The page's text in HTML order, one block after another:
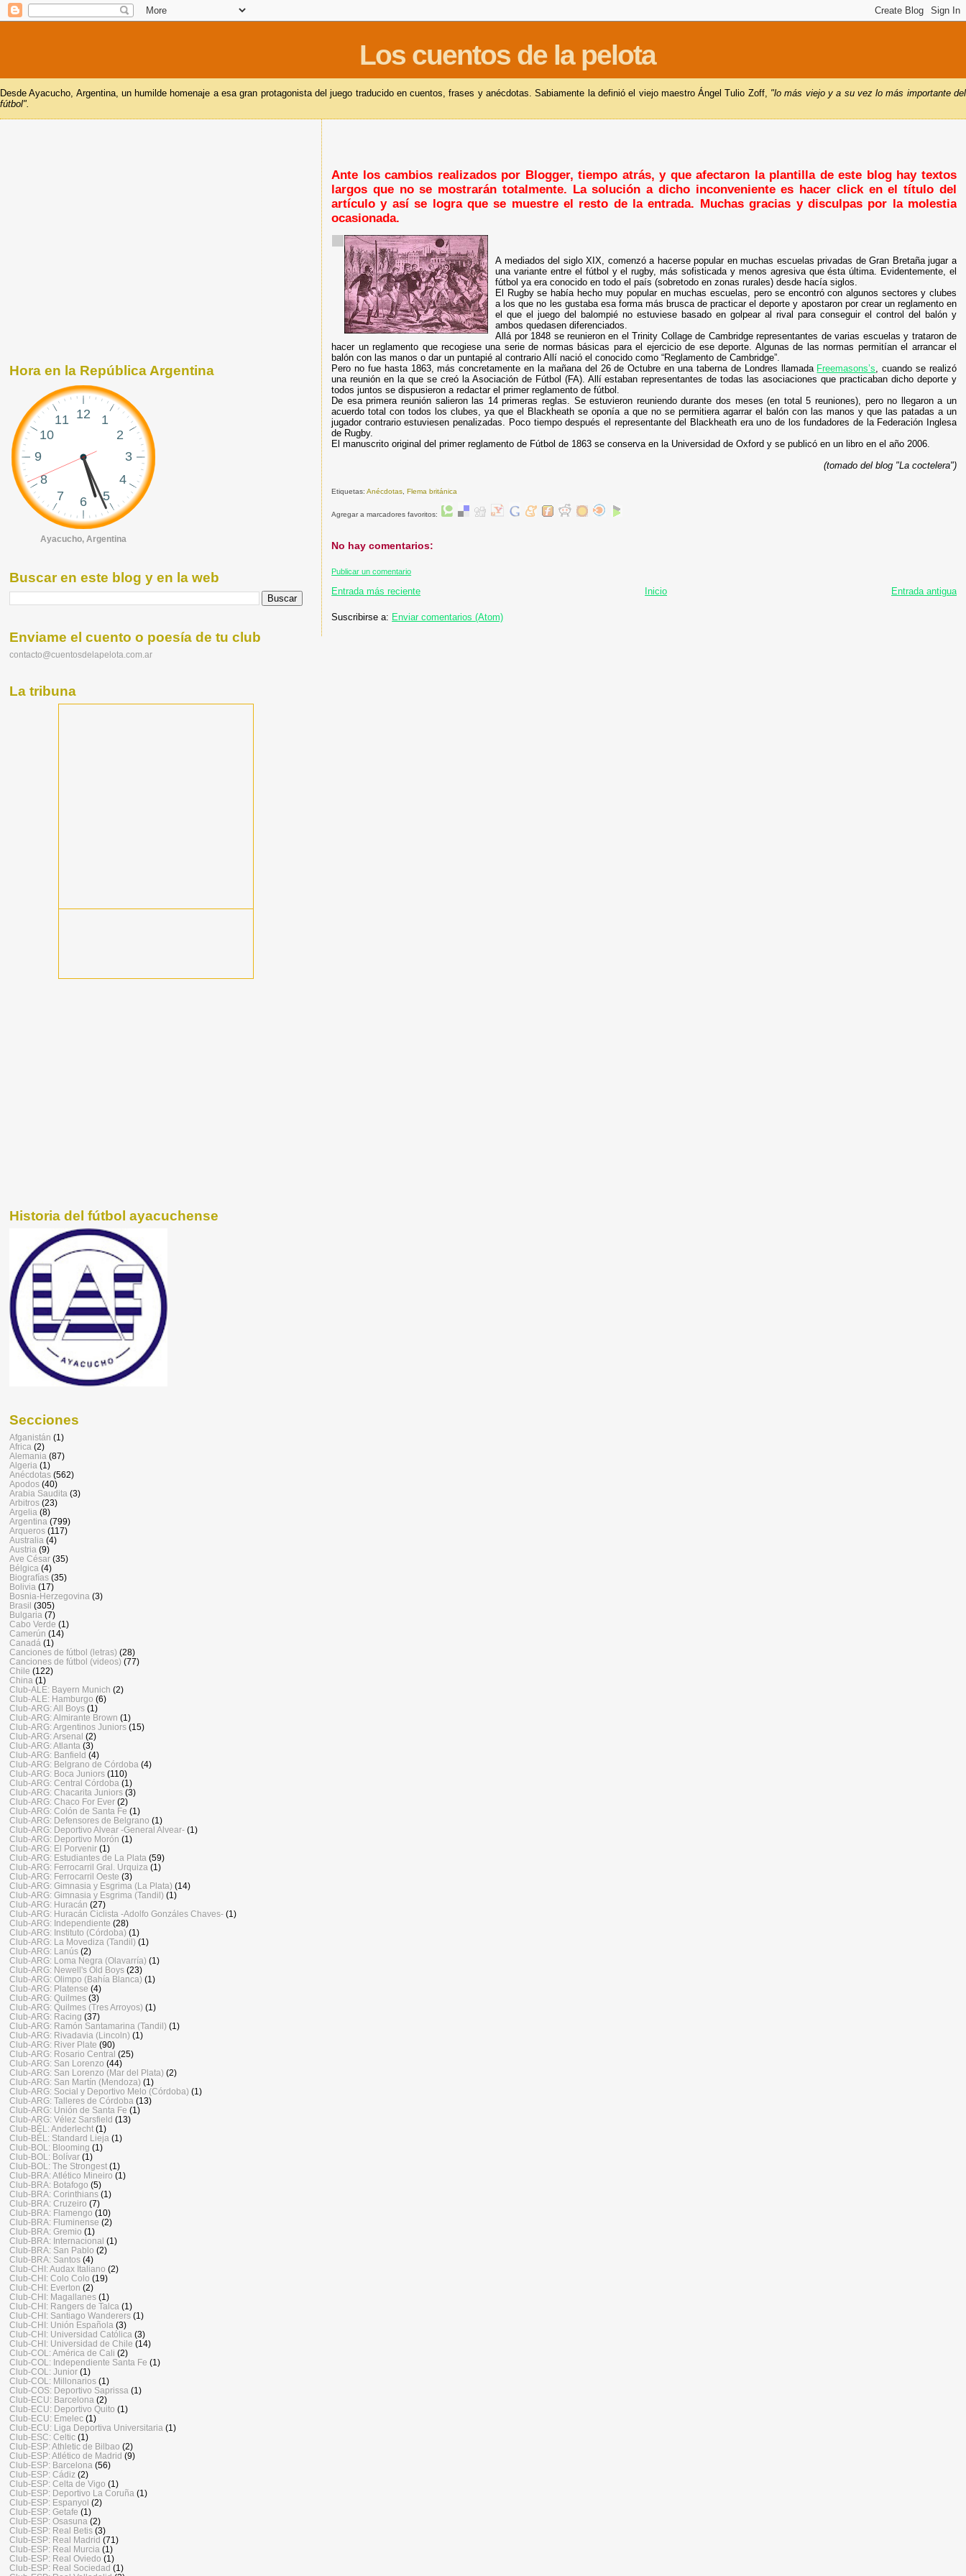
Los cuentos de la pelota
Desde Ayacucho, Argentina, un humilde homenaje a esa gran protagonista del juego traducido en cuentos, frases y anécdotas. Sabiamente la definió el viejo maestro Ángel Tulio Zoff, "lo más viejo y a su vez lo más importante del
fútbol".
Ante los cambios realizados por Blogger, tiempo atrás, y que afectaron la plantilla de este blog hay textos
largos que no se mostrarán totalmente. La solución a dicho inconveniente es hacer click en el título del
artículo y así se logra que se muestre el resto de la entrada. Muchas gracias y disculpas por la molestia
ocasionada.
A mediados del siglo XIX, comenzó a hacerse popular en muchas escuelas privadas de Gran Bretaña jugar a
una variante entre el fútbol y el rugby, más sofisticada y menos agresiva que ésta última. Evidentemente, el
fútbol ya era conocido en todo el país (sobretodo en zonas rurales) desde hacía siglos.
El Rugby se había hecho muy popular en muchas escuelas, pero se encontró con algunos sectores y clubes
a los que no les gustaba esa forma más brusca de practicar el deporte y apostaron por crear un reglamento en
el que el juego del balompié no estuviese basado en golpear al rival para conseguir el control del balón y
ambos quedasen diferenciados.
Allá por 1848 se reunieron en el Trinity Collage de Cambridge representantes de varias escuelas y trataron de
hacer un reglamento que recogiese una serie de normas básicas para el ejercicio de ese deporte. Algunas de las normas permitían el arrancar el
balón con las manos o dar un puntapié al contrario Allí nació el conocido como “Reglamento de Cambridge”.
Pero no fue hasta 1863, más concretamente en la mañana del 26 de Octubre en una taberna de Londres llamada Freemasons’s , cuando se realizó
una reunión en la que se creó la Asociación de Fútbol (FA). Allí estaban representantes de todas las asociaciones que practicaban dicho deporte y
todos juntos se dispusieron a redactar el primer reglamento de fútbol.
De esa primera reunión salieron las 14 primeras reglas. Se estuvieron reuniendo durante dos meses (en total 5 reuniones), pero no llegaron a un
acuerdo total con todos los clubes, ya que el Blackheath se oponía a que no se permitiera agarrar el balón con las manos y que las patadas a un
jugador contrario estuviesen penalizadas. Poco tiempo después el representante del Blackheath era uno de los fundadores de la Federación Inglesa
de Rugby.
El manuscrito original del primer reglamento de Fútbol de 1863 se conserva en la Universidad de Oxford y se publicó en un libro en el año 2006.
(tomado del blog "La coctelera")
Etiquetas:Anécdotas ,Flema británica
Agregar a marcadores favoritos:
No hay comentarios:
Publicar un comentario
Entrada más reciente Entrada antigua
Inicio
Suscribirse a: Enviar comentarios (Atom)
Hora en la República Argentina
Ayacucho, Argentina
Buscar en este blog y en la web
Enviame el cuento o poesía de tu club
contacto@cuentosdelapelota.com.ar
La tribuna
Historia del fútbol ayacuchense
Secciones
Afganistán (1)
Africa (2)
Alemania (87)
Algeria (1)
Anécdotas (562)
Apodos (40)
Arabia Saudita (3)
Arbitros (23)
Argelia (8)
Argentina (799)
Arqueros (117)
Australia (4)
Austria (9)
Ave César (35)
Bélgica (4)
Biografías (35)
Bolivia (17)
Bosnia-Herzegovina (3)
Brasil (305)
Bulgaria (7)
Cabo Verde (1)
Camerún (14)
Canadá (1)
Canciones de fútbol (letras) (28)
Canciones de fútbol (videos) (77)
Chile (122)
China (1)
Club-ALE: Bayern Munich (2)
Club-ALE: Hamburgo (6)
Club-ARG: All Boys (1)
Club-ARG: Almirante Brown (1)
Club-ARG: Argentinos Juniors (15)
Club-ARG: Arsenal (2)
Club-ARG: Atlanta (3)
Club-ARG: Banfield (4)
Club-ARG: Belgrano de Córdoba (4)
Club-ARG: Boca Juniors (110)
Club-ARG: Central Córdoba (1)
Club-ARG: Chacarita Juniors (3)
Club-ARG: Chaco For Ever (2)
Club-ARG: Colón de Santa Fe (1)
Club-ARG: Defensores de Belgrano (1)
Club-ARG: Deportivo Alvear -General Alvear- (1)
Club-ARG: Deportivo Morón (1)
Club-ARG: El Porvenir (1)
Club-ARG: Estudiantes de La Plata (59)
Club-ARG: Ferrocarril Gral. Urquiza (1)
Club-ARG: Ferrocarril Oeste (3)
Club-ARG: Gimnasia y Esgrima (La Plata) (14)
Club-ARG: Gimnasia y Esgrima (Tandil) (1)
Club-ARG: Huracán (27)
Club-ARG: Huracán Ciclista -Adolfo Gonzáles Chaves- (1)
Club-ARG: Independiente (28)
Club-ARG: Instituto (Córdoba) (1)
Club-ARG: La Movediza (Tandil) (1)
Club-ARG: Lanús (2)
Club-ARG: Loma Negra (Olavarría) (1)
Club-ARG: Newell's Old Boys (23)
Club-ARG: Olimpo (Bahía Blanca) (1)
Club-ARG: Platense (4)
Club-ARG: Quilmes (3)
Club-ARG: Quilmes (Tres Arroyos) (1)
Club-ARG: Racing (37)
Club-ARG: Ramón Santamarina (Tandil) (1)
Club-ARG: Rivadavia (Lincoln) (1)
Club-ARG: River Plate (90)
Club-ARG: Rosario Central (25)
Club-ARG: San Lorenzo (44)
Club-ARG: San Lorenzo (Mar del Plata) (2)
Club-ARG: San Martín (Mendoza) (1)
Club-ARG: Social y Deportivo Melo (Córdoba) (1)
Club-ARG: Talleres de Córdoba (13)
Club-ARG: Unión de Santa Fe (1)
Club-ARG: Vélez Sarsfield (13)
Club-BÉL: Anderlecht (1)
Club-BÉL: Standard Lieja (1)
Club-BOL: Blooming (1)
Club-BOL: Bolívar (1)
Club-BOL: The Strongest (1)
Club-BRA: Atlético Mineiro (1)
Club-BRA: Botafogo (5)
Club-BRA: Corinthians (1)
Club-BRA: Cruzeiro (7)
Club-BRA: Flamengo (10)
Club-BRA: Fluminense (2)
Club-BRA: Gremio (1)
Club-BRA: Internacional (1)
Club-BRA: San Pablo (2)
Club-BRA: Santos (4)
Club-CHI: Audax Italiano (2)
Club-CHI: Colo Colo (19)
Club-CHI: Everton (2)
Club-CHI: Magallanes (1)
Club-CHI: Rangers de Talca (1)
Club-CHI: Santiago Wanderers (1)
Club-CHI: Unión Española (3)
Club-CHI: Universidad Católica (3)
Club-CHI: Universidad de Chile (14)
Club-COL: América de Cali (2)
Club-COL: Independiente Santa Fe (1)
Club-COL: Junior (1)
Club-COL: Millonarios (1)
Club-COS: Deportivo Saprissa (1)
Club-ECU: Barcelona (2)
Club-ECU: Deportivo Quito (1)
Club-ECU: Emelec (1)
Club-ECU: Liga Deportiva Universitaria (1)
Club-ESC: Celtic (1)
Club-ESP: Athletic de Bilbao (2)
Club-ESP: Atlético de Madrid (9)
Club-ESP: Barcelona (56)
Club-ESP: Cádiz (2)
Club-ESP: Celta de Vigo (1)
Club-ESP: Deportivo La Coruña (1)
Club-ESP: Espanyol (2)
Club-ESP: Getafe (1)
Club-ESP: Osasuna (2)
Club-ESP: Real Betis (3)
Club-ESP: Real Madrid (71)
Club-ESP: Real Murcia (1)
Club-ESP: Real Oviedo (1)
Club-ESP: Real Sociedad (1)